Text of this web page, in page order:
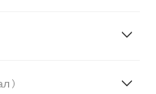
с текстура
( Метал )